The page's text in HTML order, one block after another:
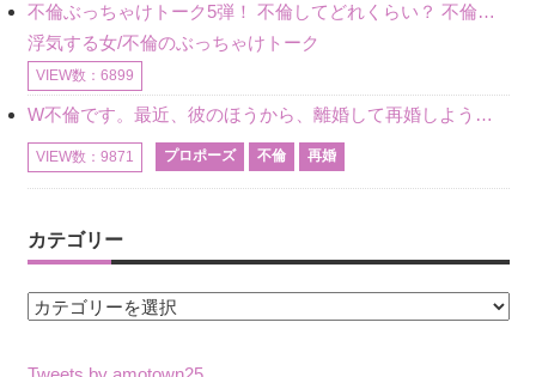
不倫ぶっちゃけトーク5弾！ 不倫してどれくらい？ 不倫のあれこれを、なんでもどうぞ♪♪
浮気する女/不倫のぶっちゃけトーク
VIEW数：6899
W不倫です。最近、彼のほうから、離婚して再婚しよう、と言ってきました。ハッキリいうと、そこまでは考えていませんでした。彼を好きな気持ちはあるし、彼なしの生活は考えられません。だけど、離婚して再婚すると
VIEW数：9871 プロポーズ 不倫 再婚
カテゴリー
カ
ゴ